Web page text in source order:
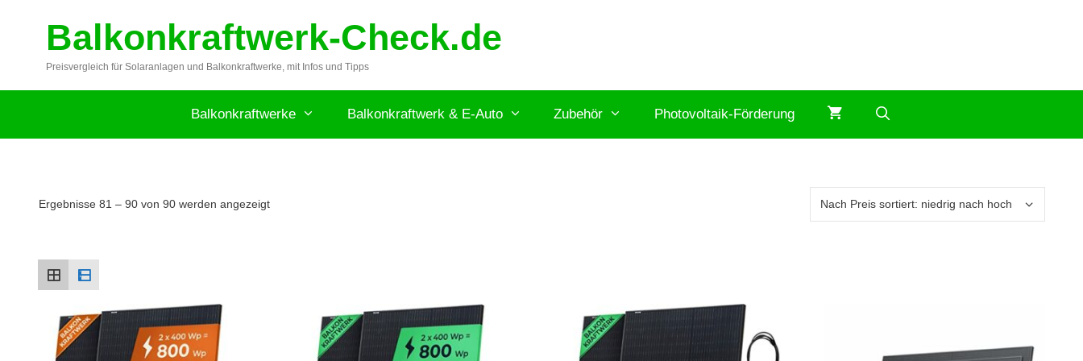
springenBalkonkraftwerk-Check.de
Preisvergleich für Solaranlagen und Balkonkraftwerke, mit Infos und Tipps
Balkonkraftwerke Balkonkraftwerk & E-Auto Zubehör Photovoltaik-Förderung
Ergebnisse 81 – 90 von 90 werden angezeigtNach